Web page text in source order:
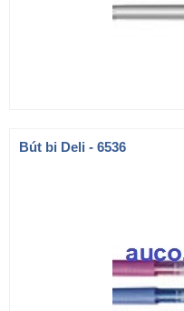
Bút bi Deli - 6536